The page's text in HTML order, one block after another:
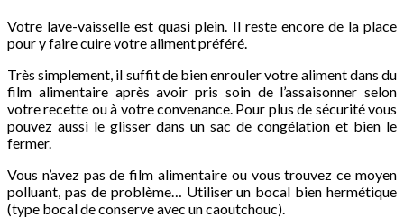
Votre lave-vaisselle est quasi plein. Il reste encore de la place
pour y faire cuire votre aliment préféré.
Très simplement, il suffit de bien enrouler votre aliment dans du
film alimentaire après avoir pris soin de l’assaisonner selon
votre recette ou à votre convenance. Pour plus de sécurité vous
pouvez aussi le glisser dans un sac de congélation et bien le
fermer.
Vous n’avez pas de film alimentaire ou vous trouvez ce moyen
polluant, pas de problème… Utiliser un bocal bien hermétique
(type bocal de conserve avec un caoutchouc).